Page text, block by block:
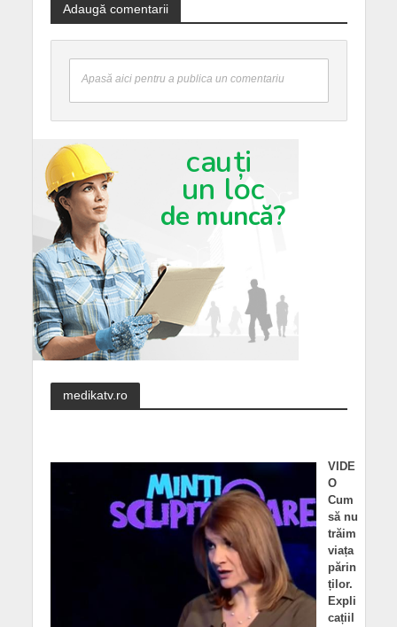
Adaugă comentarii
Apasă aici pentru a publica un comentariu
medikatv.ro
VIDE
O
Cum
să nu
trăim
viața
părin
ților.
Expli
cațiil